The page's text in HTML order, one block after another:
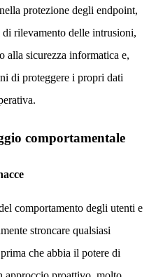
protezione degli endpoint,
di rilevamento delle intrusioni,
alla sicurezza informatica e,
di proteggere i propri dati
comportamentale
comportamento degli utenti e
stroncare qualsiasi
che abbia il potere di